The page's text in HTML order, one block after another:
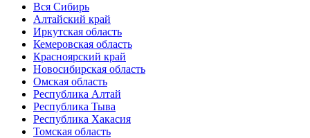
Вся Сибирь
Алтайский край
Иркутская область
Кемеровская область
Красноярский край
Новосибирская область
Омская область
Республика Алтай
Республика Тыва
Республика Хакасия
Томская область